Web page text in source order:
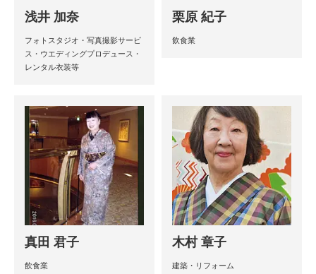
浅井 加奈
フォトスタジオ・写真撮影サービ
ス・ウエディングプロデュース・
レンタル衣装等
栗原 紀子
飲食業
真田 君子
飲食業
木村 章子
建築・リフォーム